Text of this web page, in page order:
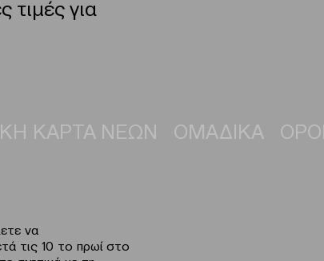
τιμές για
ΚΑΡΤΑ ΝΕΩΝ ΟΜΑΔΙΚΑ
να
τις 10 το πρωί στο